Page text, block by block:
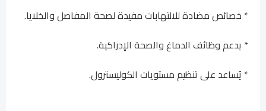
* خصائص مضادة للالتهابات مفيدة لصحة المفاصل والخلايا.
* يدعم وظائف الدماغ والصحة الإدراكية.
* يُساعد على تنظيم مستويات الكوليسترول.